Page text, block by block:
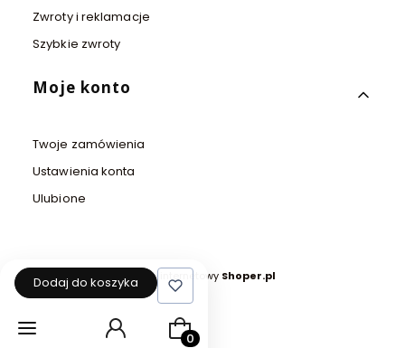
Zwroty i reklamacje
Szybkie zwroty
Moje konto
Twoje zamówienia
Ustawienia konta
Ulubione
Sklep internetowy Shoper.pl
Dodaj do koszyka
Produkty w koszyku: 0. Zobacz